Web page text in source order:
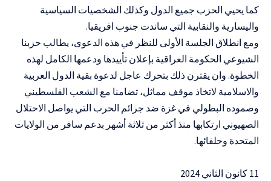
كما يحيي الحزب جميع الدول وكذلك الشخصيات السياسية
واليسارية والنقابية التي ساندت جنوب افريقيا.
ومع انطلاق الجلسة الأولى للنظر في هذه الدعوى، يطالب حزبنا
الشيوعي الحكومة العراقية بإعلان تأييدها ودعمها الكامل لهذه
الخطوة. وان يقترن ذلك بتحرك عاجل لدعوة بقية الدول العربية
والاسلامية لاتخاذ موقف مماثل، تضامنا مع الشعب الفلسطيني
وصموده البطولي في غزة ضد جرائم الحرب التي يواصل الاحتلال
الصهيوني ارتكابها منذ أكثر من ثلاثة أشهر بدعم سافر من الولايات
المتحدة وحلفائها.
11 كانون الثاني 2024